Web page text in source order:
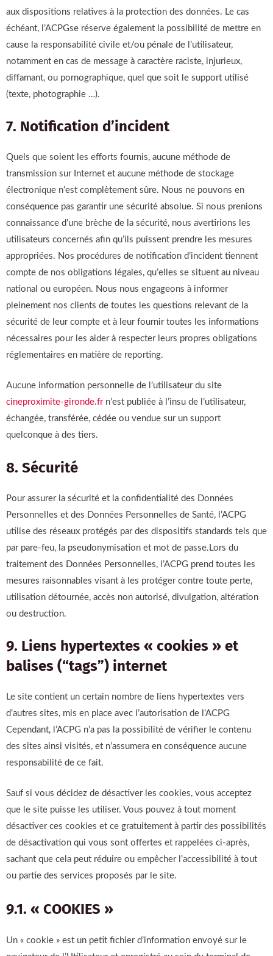
aux dispositions relatives à la protection des données. Le cas
échéant, l’ACPGse réserve également la possibilité de mettre en
cause la responsabilité civile et/ou pénale de l’utilisateur,
notamment en cas de message à caractère raciste, injurieux,
diffamant, ou pornographique, quel que soit le support utilisé
(texte, photographie …).
7. Notification d’incident
Quels que soient les efforts fournis, aucune méthode de
transmission sur Internet et aucune méthode de stockage
électronique n’est complètement sûre. Nous ne pouvons en
conséquence pas garantir une sécurité absolue. Si nous prenions
connaissance d’une brèche de la sécurité, nous avertirions les
utilisateurs concernés afin qu’ils puissent prendre les mesures
appropriées. Nos procédures de notification d’incident tiennent
compte de nos obligations légales, qu’elles se situent au niveau
national ou européen. Nous nous engageons à informer
pleinement nos clients de toutes les questions relevant de la
sécurité de leur compte et à leur fournir toutes les informations
nécessaires pour les aider à respecter leurs propres obligations
réglementaires en matière de reporting.
Aucune information personnelle de l’utilisateur du site
cineproximite-gironde.frn’est publiée à l’insu de l’utilisateur,
échangée, transférée, cédée ou vendue sur un support
quelconque à des tiers.
8. Sécurité
Pour assurer la sécurité et la confidentialité des Données
Personnelles et des Données Personnelles de Santé, l’ACPG
utilise des réseaux protégés par des dispositifs standards tels que
par pare-feu, la pseudonymisation et mot de passe.Lors du
traitement des Données Personnelles, l’ACPG prend toutes les
mesures raisonnables visant à les protéger contre toute perte,
utilisation détournée, accès non autorisé, divulgation, altération
ou destruction.
9. Liens hypertextes « cookies » et
balises (“tags”) internet
Le site contient un certain nombre de liens hypertextes vers
d’autres sites, mis en place avec l’autorisation de l’ACPG
Cependant, l’ACPG n’a pas la possibilité de vérifier le contenu
des sites ainsi visités, et n’assumera en conséquence aucune
responsabilité de ce fait.
Sauf si vous décidez de désactiver les cookies, vous acceptez
que le site puisse les utiliser. Vous pouvez à tout moment
désactiver ces cookies et ce gratuitement à partir des possibilités
de désactivation qui vous sont offertes et rappelées ci-après,
sachant que cela peut réduire ou empêcher l’accessibilité à tout
ou partie des services proposés par le site.
9.1. « COOKIES »
Un « cookie » est un petit fichier d’information envoyé sur le